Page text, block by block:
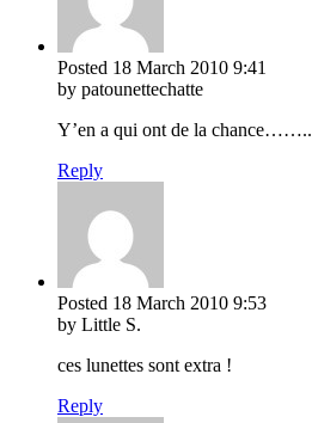
Posted 18 March 2010 9:41
by patounettechatte
Y’en a qui ont de la chance……..
Reply
Posted 18 March 2010 9:53
by Little S.
ces lunettes sont extra !
Reply